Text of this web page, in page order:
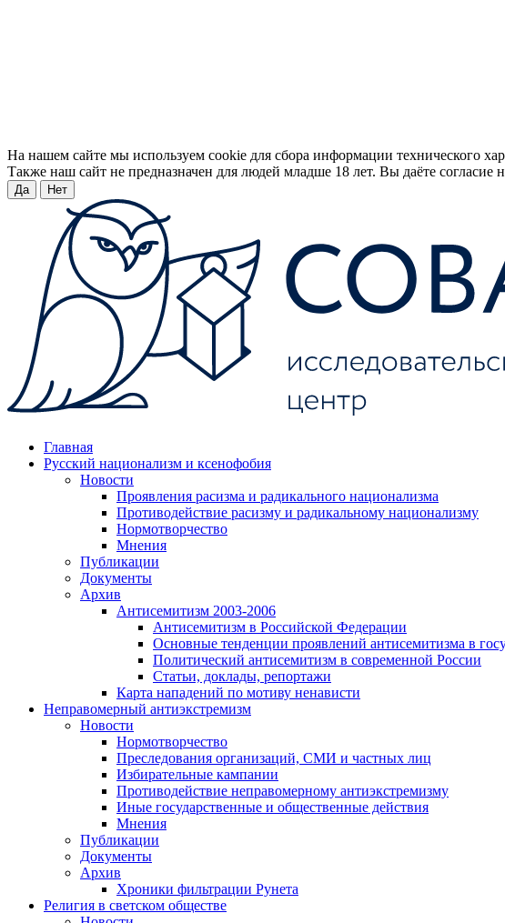
На нашем сайте мы используем cookie для сбора информации технического
Также наш сайт не предназначен для людей младше 18 лет. Вы даёте согласие
Да Нет
Главная
Русский национализм и ксенофобия
Новости
Проявления расизма и радикального национализма
Противодействие расизму и радикальному национализму
Нормотворчество
Мнения
Публикации
Документы
Архив
Антисемитизм 2003-2006
Антисемитизм в Российской Федерации
Основные тенденции проявлений антисемитизма в
Политический антисемитизм в современной России
Статьи, доклады, репортажи
Карта нападений по мотиву ненависти
Неправомерный антиэкстремизм
Новости
Нормотворчество
Преследования организаций, СМИ и частных лиц
Избирательные кампании
Противодействие неправомерному антиэкстремизму
Иные государственные и общественные действия
Мнения
Публикации
Документы
Архив
Хроники фильтрации Рунета
Религия в светском обществе